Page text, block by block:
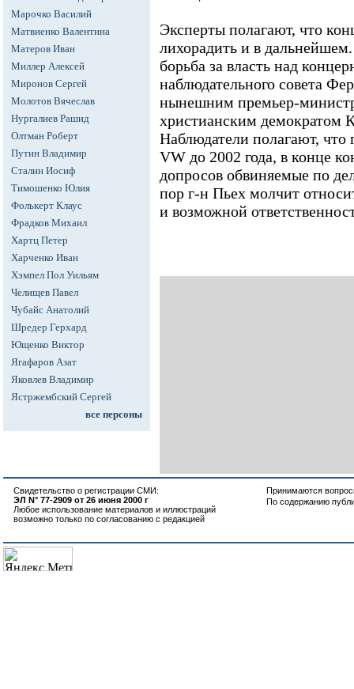
Марочко Василий
Матвиенко Валентина
Матеров Иван
Миллер Алексей
Миронов Сергей
Молотов Вячеслав
Нургалиев Рашид
Олтман Роберт
Путин Владимир
Сталин Иосиф
Тимошенко Юлия
Фолькерт Клаус
Фрадков Михаил
Хартц Петер
Харченко Иван
Хэмпел Пол Уильям
Челищев Павел
Чубайс Анатолий
Шредер Герхард
Ющенко Виктор
Ягафаров Азат
Яковлев Владимир
Ястржембский Сергей
все персоны
Эксперты полагают, что
лихорадить и в дальнейшем.
борьба за власть над
наблюдательного совета
нынешним премьер-
христианским демократом
Наблюдатели полагают, что
VW до 2002 года, в конце
допросов обвиняемые по
пор г-н Пьех молчит
и возможной
Свидетельство о регистрации СМИ:
ЭЛ N° 77-2909 от 26 июня 2000 г
Любое использование материалов и иллюстраций
возможно только по согласованию с редакцией
Принимаются
По содержанию